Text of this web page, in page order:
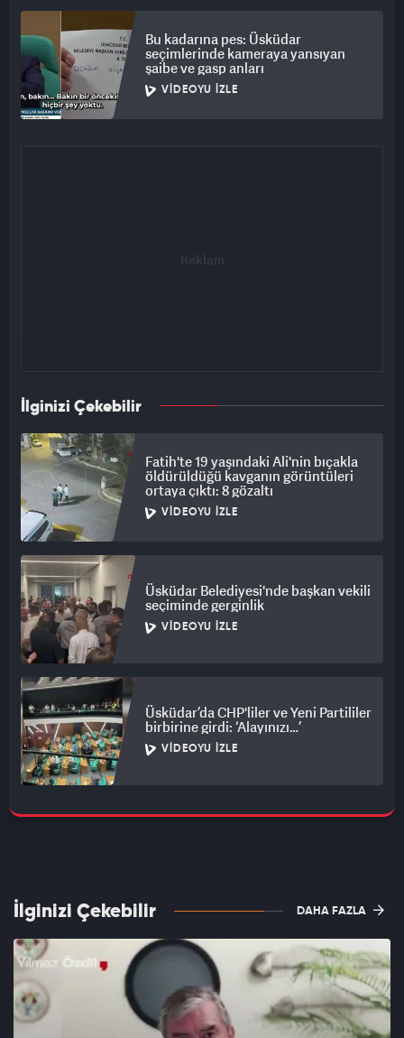
Bu kadarına pes: Üsküdar
seçimlerinde kameraya yansıyan
şaibe ve gasp anları
VIDEOYU İZLE
İlginizi Çekebilir
Fatih'te 19 yaşındaki Ali'nin bıçakla
öldürüldüğü kavganın görüntüleri
ortaya çıktı: 8 gözaltı
VIDEOYU İZLE
Üsküdar Belediyesi'nde başkan vekili
seçiminde gerginlik
VIDEOYU İZLE
Üsküdar’da CHP'liler ve Yeni Partililer
birbirine girdi: ‘Alayınızı…’
VIDEOYU İZLE
İlginizi Çekebilir DAHA FAZLA